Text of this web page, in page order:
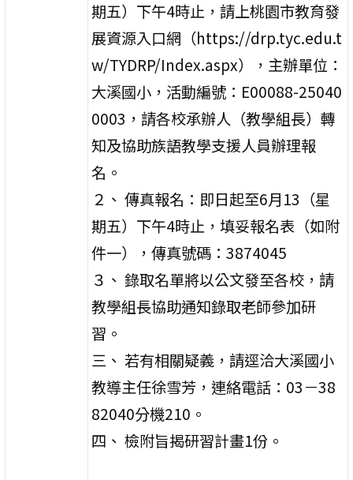
期五）下午4時止，請上桃園市教育發
展資源入口網（https://drp.tyc.edu.t
w/TYDRP/Index.aspx），主辦單位：
大溪國小，活動編號：E00088-25040
0003，請各校承辦人（教學組長）轉
知及協助族語教學支援人員辦理報
名。
２、 傳真報名：即日起至6月13（星
期五）下午4時止，填妥報名表（如附
件一），傳真號碼：3874045
３、 錄取名單將以公文發至各校，請
教學組長協助通知錄取老師參加研
習。
三、 若有相關疑義，請逕洽大溪國小
教導主任徐雪芳，連絡電話：03－38
82040分機210。
四、 檢附旨揭研習計畫1份。